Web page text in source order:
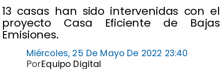
13 casas han sido intervenidas con el
proyecto Casa Eficiente de Bajas
Emisiones.
Miércoles, 25 De Mayo De 2022 23:40
Equipo Digital
Por